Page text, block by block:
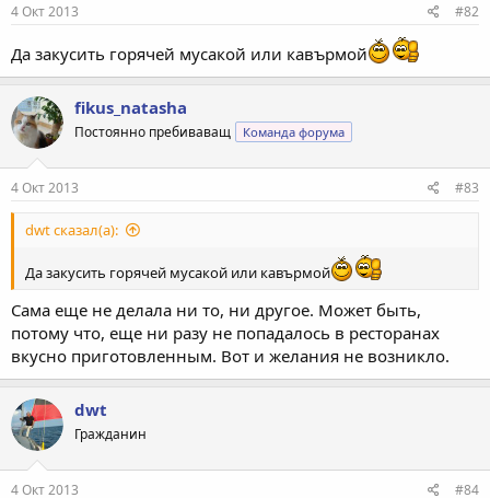
4 Окт 2013 #82
Да закусить горячей мусакой или кавърмой
fikus_natasha
Постоянно пребиваващ Команда форума
4 Окт 2013 #83
dwt сказал(а):
Да закусить горячей мусакой или кавърмой
Сама еще не делала ни то, ни другое. Может быть,
потому что, еще ни разу не попадалось в ресторанах
вкусно приготовленным. Вот и желания не возникло.
dwt
Гражданин
4 Окт 2013 #84